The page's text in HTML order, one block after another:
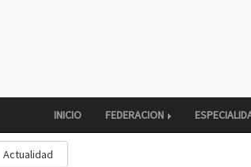
INICIO FEDERACION
Actualidad